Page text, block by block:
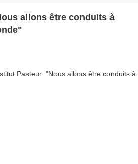
allons être conduits à